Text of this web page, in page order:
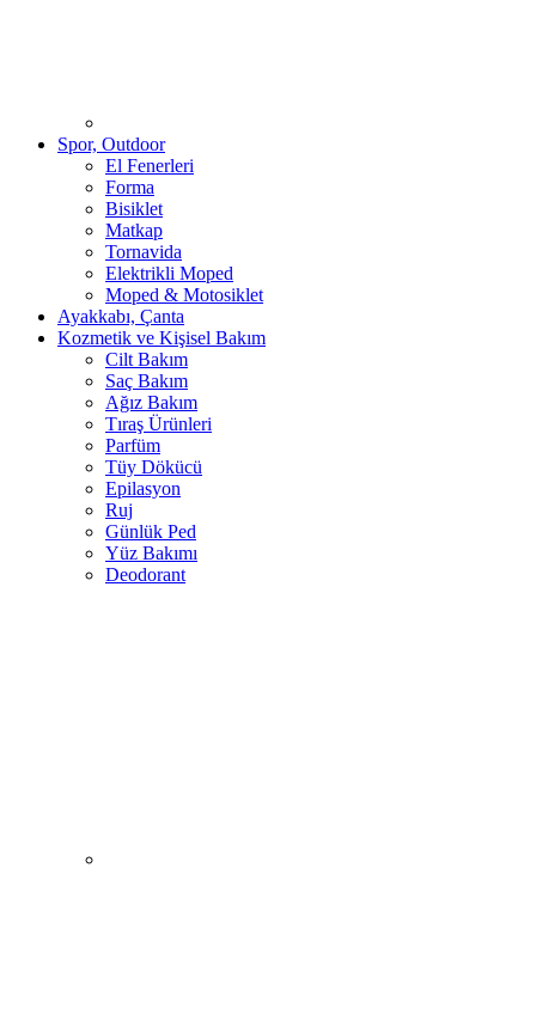
Spor, Outdoor
El Fenerleri
Forma
Bisiklet
Matkap
Tornavida
Elektrikli Moped
Moped & Motosiklet
Ayakkabı, Çanta
Kozmetik ve Kişisel Bakım
Cilt Bakım
Saç Bakım
Ağız Bakım
Tıraş Ürünleri
Parfüm
Tüy Dökücü
Epilasyon
Ruj
Günlük Ped
Yüz Bakımı
Deodorant